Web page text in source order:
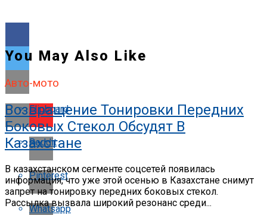
Flipboard
Reddit
Pinterest
Whatsapp
You May Also Like
Авто-мото
Возвращение Тонировки Передних
Боковых Стекол Обсудят В
Казахстане
В казахстанском сегменте соцсетей появилась
информация, что уже этой осенью в Казахстане снимут
запрет на тонировку передних боковых стекол.
Рассылка вызвала широкий резонанс среди...